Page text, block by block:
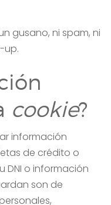
gusano, ni spam, ni
up.
cookie?
información
de crédito o
DNI o información
son de